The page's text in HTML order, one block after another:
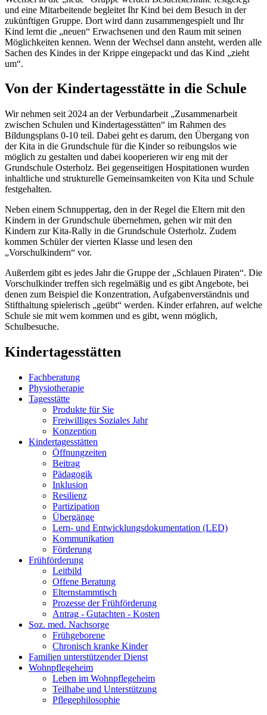
und eine Mitarbeitende begleitet Ihr Kind bei dem Besuch in der
zukünftigen Gruppe. Dort wird dann zusammengespielt und Ihr
Kind lernt die „neuen“ Erwachsenen und den Raum mit seinen
Möglichkeiten kennen. Wenn der Wechsel dann ansteht, werden alle
Sachen des Kindes in der Krippe eingepackt und das Kind „zieht
um“.
Von der Kindertagesstätte in die Schule
Wir nehmen seit 2024 an der Verbundarbeit „Zusammenarbeit
zwischen Schulen und Kindertagesstätten“ im Rahmen des
Bildungsplans 0-10 teil. Dabei geht es darum, den Übergang von
der Kita in die Grundschule für die Kinder so reibungslos wie
möglich zu gestalten und dabei kooperieren wir eng mit der
Grundschule Osterholz. Bei gegenseitigen Hospitationen wurden
inhaltliche und strukturelle Gemeinsamkeiten von Kita und Schule
festgehalten.
Neben einem Schnuppertag, den in der Regel die Eltern mit den
Kindern in der Grundschule übernehmen, gehen wir mit den
Kindern zur Kita-Rally in die Grundschule Osterholz. Zudem
kommen Schüler der vierten Klasse und lesen den
„Vorschulkindern“ vor.
Außerdem gibt es jedes Jahr die Gruppe der „Schlauen Piraten“. Die
Vorschulkinder treffen sich regelmäßig und es gibt Angebote, bei
denen zum Beispiel die Konzentration, Aufgabenverständnis und
Stifthaltung spielerisch „geübt“ werden. Kinder erfahren, auf welche
Schule sie mit wem kommen und es gibt, wenn möglich,
Schulbesuche.
Kindertagesstätten
Fachberatung
Physiotherapie
Tagesstätte
Produkte für Sie
Freiwilliges Soziales Jahr
Konzeption
Kindertagesstätten
Öffnungzeiten
Beitrag
Pädagogik
Inklusion
Resilienz
Partizipation
Übergänge
Lern- und Entwicklungsdokumentation (LED)
Kommunikation
Förderung
Frühförderung
Leitbild
Offene Beratung
Elternstammtisch
Prozesse der Frühförderung
Antrag - Gutachten - Kosten
Soz. med. Nachsorge
Frühgeborene
Chronisch kranke Kinder
Familien unterstützender Dienst
Wohnpflegeheim
Leben im Wohnpflegeheim
Teilhabe und Unterstützung
Pflegephilosophie